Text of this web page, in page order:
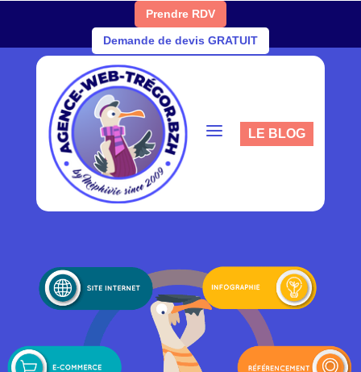
Prendre RDV
Demande de devis GRATUIT
a LE BLOG